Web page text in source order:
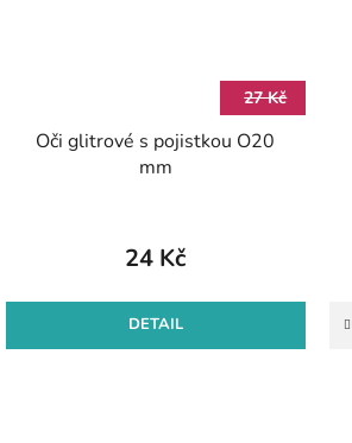
27 Kč
Oči glitrové s pojistkou O20
mm
24 Kč
DETAIL